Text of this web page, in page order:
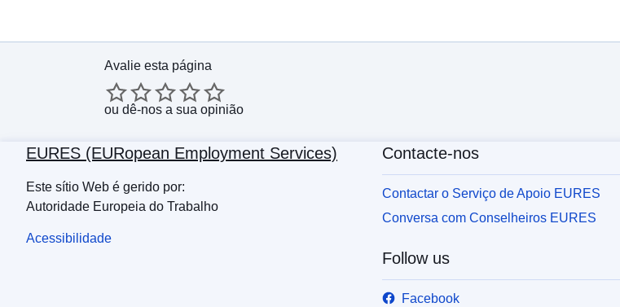
Avalie esta página
ou dê-nos a sua opinião
EURES (EURopean Employment Services)
Este sítio Web é gerido por:
Autoridade Europeia do Trabalho
Acessibilidade
Contacte-nos
Contactar o Serviço de Apoio EURES
Conversa com Conselheiros EURES
Follow us
Facebook